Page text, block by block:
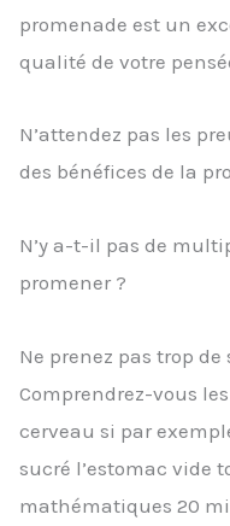
promenade est un
qualité de votre
N’attendez pas les
des bénéfices de la
N’y a-t-il pas de
promener ?
Ne prenez pas trop de
Comprendrez-vous
cerveau si par
sucré l’estomac vide
mathématiques 20